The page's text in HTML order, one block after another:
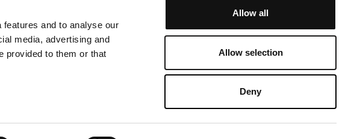
and to analyse our
media, advertising and
provided to them or that
Allow all
Allow selection
Deny